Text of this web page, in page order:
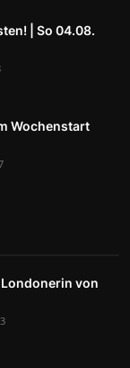
| So 04.08.
Wochenstart
von